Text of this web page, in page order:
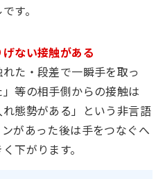
す。
ない接触がある
た・段差で一瞬手を取っ
等の相手側からの接触は
れ態勢がある」という非言語
があった後は手をつなぐへ
下がります。